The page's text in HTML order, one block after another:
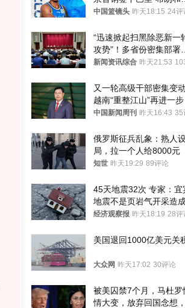
普森
中国篮镜头 昨天18:15 24评
“迅速掀起扫黑除恶新一
攻势”！多省份密集部署，
公布举报方式
新闻资讯综合 昨天21:53
又一轮高级干部密集变动
越南“重整江山”再进一步
中国新闻周刊 昨天16:43 35
俄罗斯征兵乱象：熟人
局，拉一个人给8000元
知世 昨天19:29 89评论
45天地震32次 专家：宜
地震不是页岩气开采造
经济观察报 昨天18:19 28评
美国退回1000亿美元关
大众网 昨天17:02 30评论
被美囚禁7个月，马杜罗
情大变，放弃回国念想，